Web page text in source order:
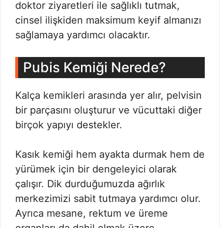
doktor ziyaretleri ile sağlıklı tutmak,
cinsel ilişkiden maksimum keyif almanızı
sağlamaya yardımcı olacaktır.
Pubis Kemiği Nerede?
Kalça kemikleri arasında yer alır, pelvisin
bir parçasını oluşturur ve vücuttaki diğer
birçok yapıyı destekler.
Kasık kemiği hem ayakta durmak hem de
yürümek için bir dengeleyici olarak
çalışır. Dik durduğumuzda ağırlık
merkezimizi sabit tutmaya yardımcı olur.
Ayrıca mesane, rektum ve üreme